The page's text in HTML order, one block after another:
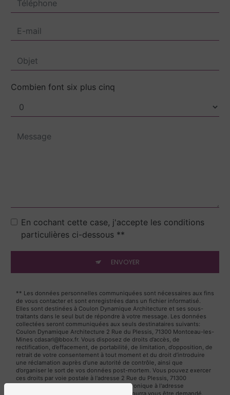
Combien font six plus cinq
En cochant cette case, j'accepte les conditions
particulières ci-dessous **
ENVOYER
** Les données personnelles communiquées sont nécessaires aux fins
de vous contacter et sont enregistrées dans un fichier informatisé.
Elles sont destinées à Coulon Dynamique Architecture et ses sous-
traitants dans le seul but de répondre à votre message. Les données
collectées seront communiquées aux seuls destinataires suivants:
Coulon Dynamique Architecture 2 Rue du Plessis, 71300 Montceau-les-
Mines cdasarl@bbox.fr. Vous disposez de droits d’accès, de
rectification, d’effacement, de portabilité, de limitation, d’opposition, de
retrait de votre consentement à tout moment et du droit d’introduire
une réclamation auprès d’une autorité de contrôle, ainsi que
d’organiser le sort de vos données post-mortem. Vous pouvez exercer
ces droits par voie postale à l'adresse 2 Rue du Plessis, 71300
Montceau-les-Mines ou par courrier électronique à l'adresse